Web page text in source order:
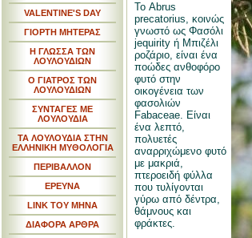
VALENTINE'S DAY
ΓΙΟΡΤΗ ΜΗΤΕΡΑΣ
Η ΓΛΩΣΣΑ ΤΩΝ
ΛΟΥΛΟΥΔΙΩΝ
Ο ΓΙΑΤΡΟΣ ΤΩΝ
ΛΟΥΛΟΥΔΙΩΝ
ΣΥΝΤΑΓΕΣ ΜΕ
ΛΟΥΛΟΥΔΙΑ
ΤΑ ΛΟΥΛΟΥΔΙΑ ΣΤΗΝ
ΕΛΛΗΝΙΚΗ ΜΥΘΟΛΟΓΙΑ
ΠΕΡΙΒΑΛΛΟΝ
ΕΡΕΥΝΑ
LINK TOY MHNA
ΔΙΑΦΟΡΑ ΑΡΘΡΑ
Το Abrus
precatorius, κοινώς
γνωστό ως Φασόλι
jequirity ή Μπιζέλι
ροζάριο, είναι ένα
ποώδες ανθοφόρο
φυτό στην
οικογένεια των
φασολιών
Fabaceae. Είναι
ένα λεπτό,
πολυετές
αναρριχώμενο φυτό
με μακριά,
πτεροειδή φύλλα
που τυλίγονται
γύρω από δέντρα,
θάμνους και
φράκτες.